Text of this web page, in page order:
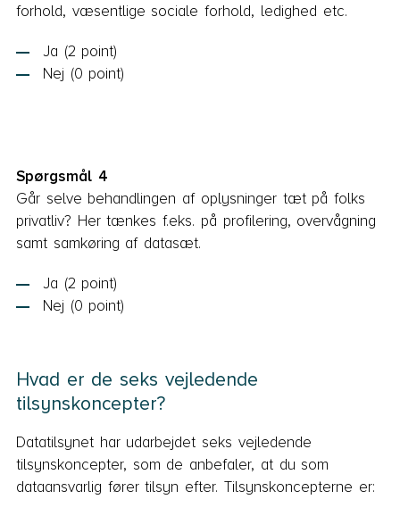
forhold, væsentlige sociale forhold, ledighed etc.
Ja (2 point)
Nej (0 point)
Spørgsmål 4
Går selve behandlingen af oplysninger tæt på folks
privatliv? Her tænkes f.eks. på profilering, overvågning
samt samkøring af datasæt.
Ja (2 point)
Nej (0 point)
Hvad er de seks vejledende
tilsynskoncepter?
Datatilsynet har udarbejdet seks vejledende
tilsynskoncepter, som de anbefaler, at du som
dataansvarlig fører tilsyn efter. Tilsynskoncepterne er: